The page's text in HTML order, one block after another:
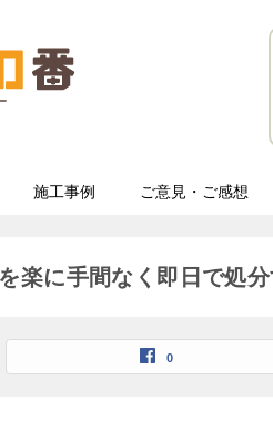
施工事例 ご意見・ご感想
楽に手間なく即日で処
0